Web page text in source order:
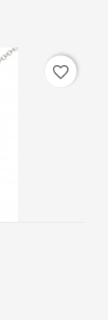
favorite_border